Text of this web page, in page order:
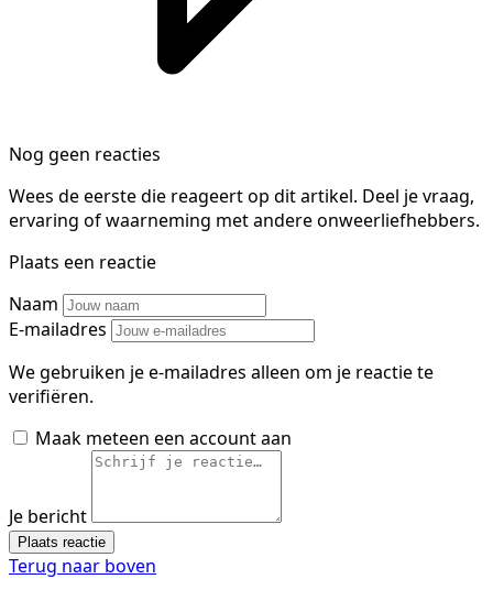
Nog geen reacties
Wees de eerste die reageert op dit artikel. Deel je vraag,
ervaring of waarneming met andere onweerliefhebbers.
Plaats een reactie
Naam
E-mailadres
We gebruiken je e-mailadres alleen om je reactie te
verifiëren.
Maak meteen een account aan
Je bericht
Plaats reactie
Terug naar boven